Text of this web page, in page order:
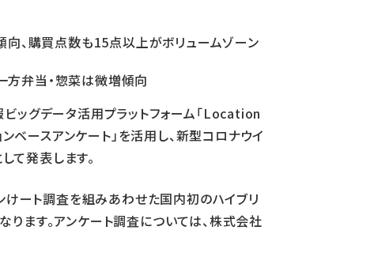
、購買点数も15点以上がボリュームゾーン
方弁当・惣菜は微増傾向
ッグデータ活用プラットフォーム「Location
ースアンケート」を活用し、新型コロナウイ
て発表します。
けート調査を組みあわせた国内初のハイブリ
ます。アンケート調査については、株式会社